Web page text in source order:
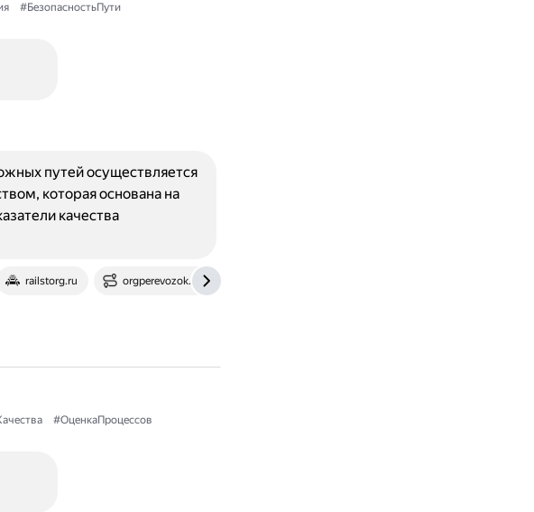
#БезопасностьПути
railstorg.ru orgperevozok.ru
путей осуществляется
которая основана на
качества
#ОценкаПроцессов